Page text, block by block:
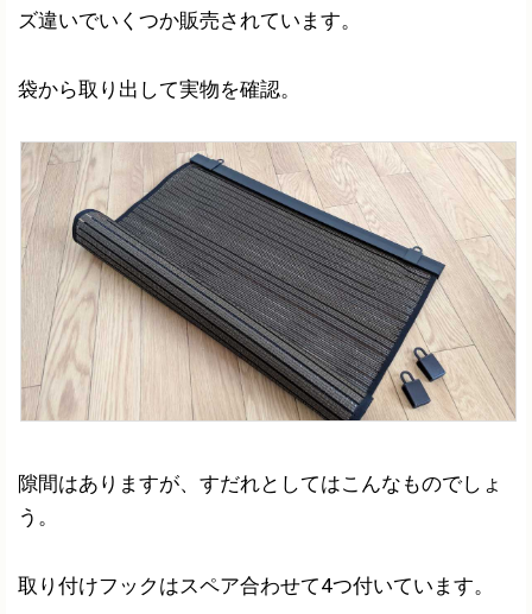
ズ違いでいくつか販売されています。
袋から取り出して実物を確認。
隙間はありますが、すだれとしてはこんなものでしょ
う。
取り付けフックはスペア合わせて4つ付いています。